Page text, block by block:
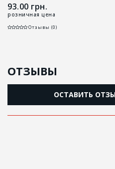
93.00 грн.
розничная цена
Отзывы (0)
ОТЗЫВЫ
ОСТАВИТЬ